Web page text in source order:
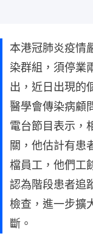
本港冠肺炎疫情
染群組，須停業
出，近日出現的
醫學會傳染病顧
電台節目表示，
關，他估計有患
檔員工，他們工
認為階段患者追
檢查，進一步擴
斷。